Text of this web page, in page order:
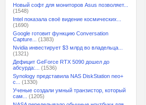
Новый софт для мониторов Asus позволяет...
(1548)
Intel показала своё видение космических...
(1690)
Google готовит функцию Conversation
Capture...
(1383)
Nvidia инвестирует $3 млрд во владельца...
(1321)
Дефицит GeForce RTX 5090 дошел до
абсурда:...
(1536)
Synology представила NAS DiskStation neo+
с...
(1330)
Ученые создали умный транзистор, который
сам...
(1205)